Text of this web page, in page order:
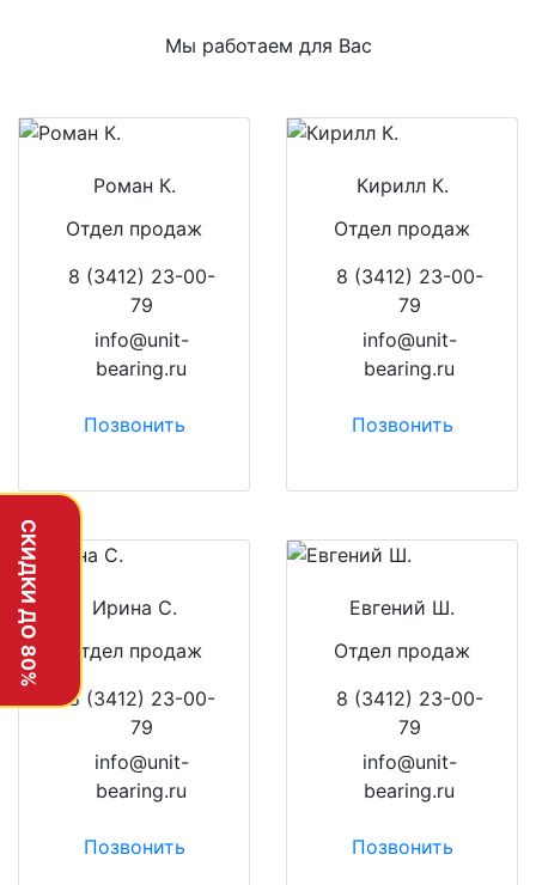
СКИДКИ ДО 80%
Мы работаем для Вас
Роман К.
Отдел продаж
8 (3412) 23-00-
79
info@unit-
bearing.ru
Позвонить
Кирилл К.
Отдел продаж
8 (3412) 23-00-
79
info@unit-
bearing.ru
Позвонить
Ирина С.
Отдел продаж
8 (3412) 23-00-
79
info@unit-
bearing.ru
Позвонить
Евгений Ш.
Отдел продаж
8 (3412) 23-00-
79
info@unit-
bearing.ru
Позвонить